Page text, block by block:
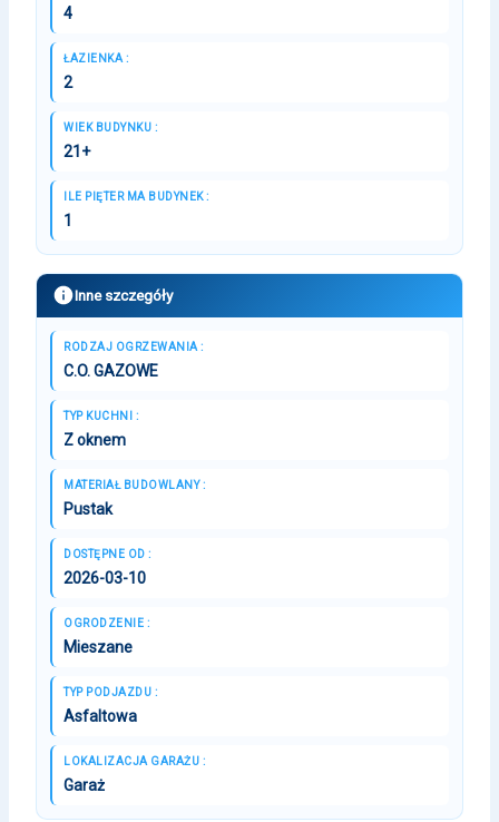
4
ŁAZIENKA :
2
WIEK BUDYNKU :
21+
ILE PIĘTER MA BUDYNEK :
1
Inne szczegóły
RODZAJ OGRZEWANIA :
C.O. GAZOWE
TYP KUCHNI :
Z oknem
MATERIAŁ BUDOWLANY :
Pustak
DOSTĘPNE OD :
2026-03-10
OGRODZENIE :
Mieszane
TYP PODJAZDU :
Asfaltowa
LOKALIZACJA GARAŻU :
Garaż